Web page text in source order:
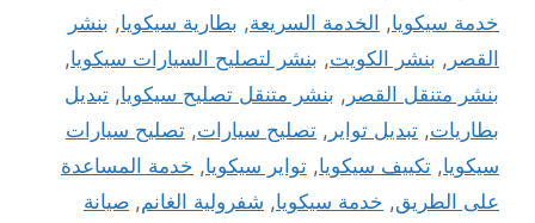
خدمة سيكويا, الخدمة السريعة, بطارية سيكويا, بنشر
القصر , بنشر الكويت, بنشر لتصليح السيارات سيكويا,
بنشر متنقل القصر , بنشر متنقل تصليح سيكويا, تبديل
بطاريات, تبديل تواير , تصليح سيارات, تصليح سيارات
سيكويا, تكييف سيكويا, تواير سيكويا, خدمة المساعدة
على الطريق, خدمة سيكويا, شفرولية الغانم, صيانة